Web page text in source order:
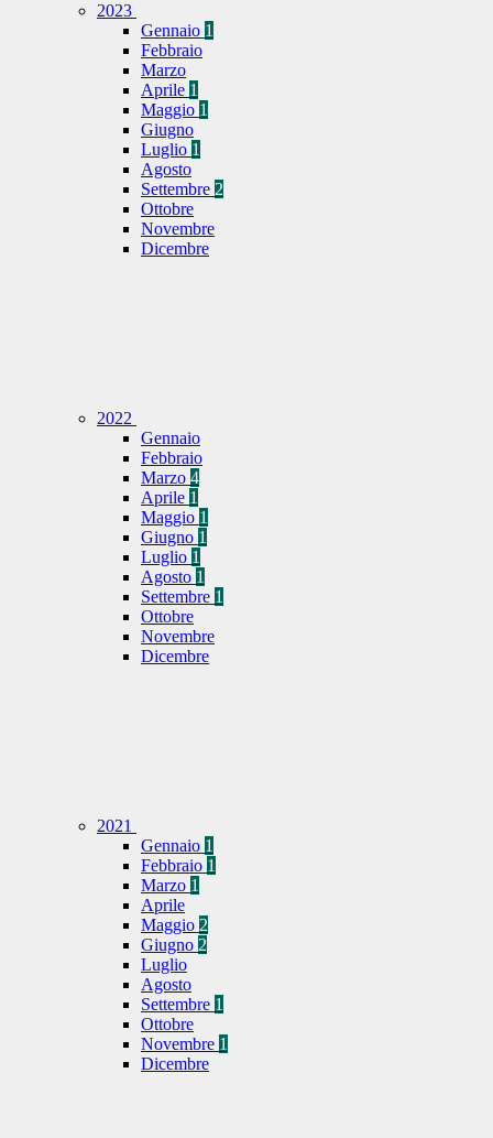
2023
Gennaio 1
Febbraio
Marzo
Aprile 1
Maggio 1
Giugno
Luglio 1
Agosto
Settembre 2
Ottobre
Novembre
Dicembre
2022
Gennaio
Febbraio
Marzo 4
Aprile 1
Maggio 1
Giugno 1
Luglio 1
Agosto 1
Settembre 1
Ottobre
Novembre
Dicembre
2021
Gennaio 1
Febbraio 1
Marzo 1
Aprile
Maggio 2
Giugno 2
Luglio
Agosto
Settembre 1
Ottobre
Novembre 1
Dicembre